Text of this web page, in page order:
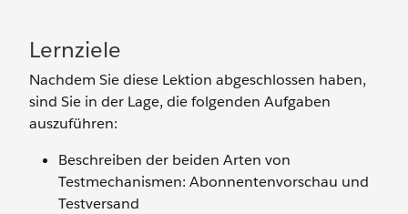
Lernziele
Nachdem Sie diese Lektion abgeschlossen haben,
sind Sie in der Lage, die folgenden Aufgaben
auszuführen:
Beschreiben der beiden Arten von
Testmechanismen: Abonnentenvorschau und
Testversand